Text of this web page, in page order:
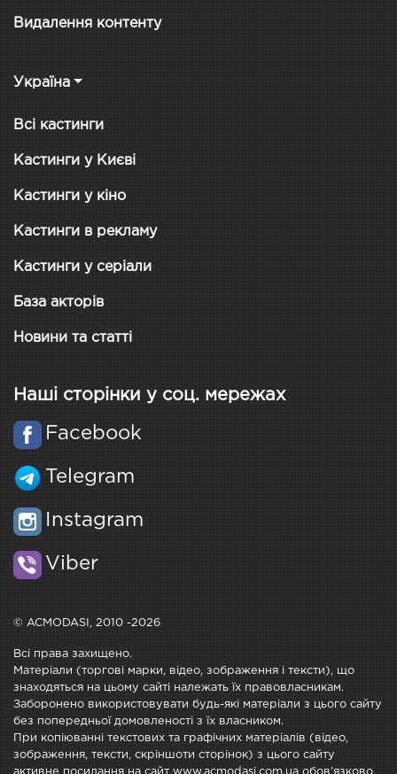
Видалення контенту
Україна
Всі кастинги
Кастинги у Києві
Кастинги у кіно
Кастинги в рекламу
Кастинги у серіали
База акторів
Новини та статті
Наші сторінки у соц. мережах
Facebook
Telegram
Instagram
Viber
© ACMODASI, 2010 -2026
Всі права захищено.
Матеріали (торгові марки, відео, зображення і тексти), що
знаходяться на цьому сайті належать їх правовласникам.
Заборонено використовувати будь-які матеріали з цього сайту
без попередньої домовленості з їх власником.
При копіюванні текстових та графічних матеріалів (відео,
зображення, тексти, скріншоти сторінок) з цього сайту
активне посилання на сайт www.acmodasi.com.ua обов'язково